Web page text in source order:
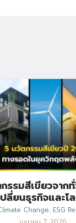
รรมสีเขียวจาก
ลี่ยนธุรกิจและโ
Change, ESG